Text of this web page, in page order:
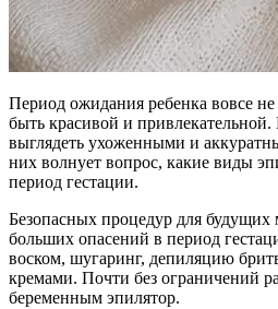
Период ожидания ребенка вовсе
быть красивой и
выглядеть ухоженными и
них волнует вопрос, какие виды
период гестации.
Безопасных процедур для
больших опасений в период
воском, шугаринг, депиляцию
кремами. Почти без ограничений
беременным эпилятор.